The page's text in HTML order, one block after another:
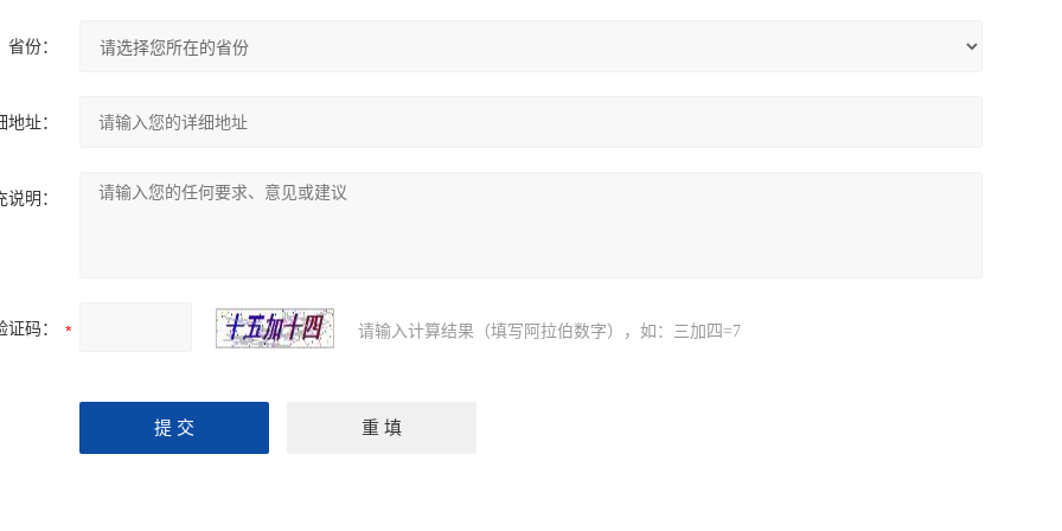
省份：
地址：
说明：
证码： 请输入计算结果（填写阿拉伯数字），如：三加四=7